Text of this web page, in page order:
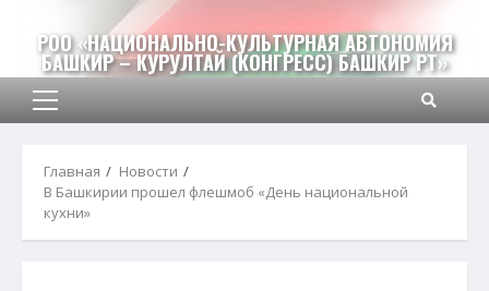
содержимому
РОО «НАЦИОНАЛЬНО-КУЛЬТУРНАЯ АВТОНОМИЯ
БАШКИР – КУРУЛТАЙ (КОНГРЕСС) БАШКИР РТ»
Основное
Главная
Новости
В Башкирии прошел флешмоб «День национальной
кухни»